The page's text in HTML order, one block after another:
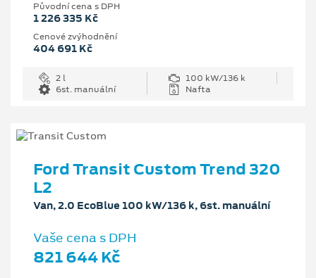
Původní cena s DPH
1 226 335 Kč
Cenové zvýhodnění
404 691 Kč
2 l
100 kW/136 k
6st. manuální
Nafta
Ford Transit Custom Trend 320
L2
Van, 2.0 EcoBlue 100 kW/136 k, 6st. manuální
Vaše cena s DPH
821 644 Kč